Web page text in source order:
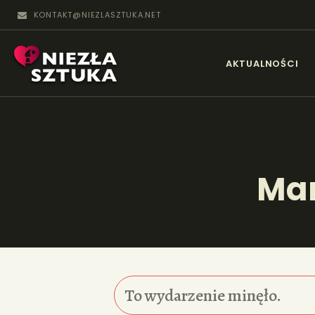
KONTAKT@NIEZLASZTUKA.NET
AKTUALNOŚCI
To wydarzenie minęło.